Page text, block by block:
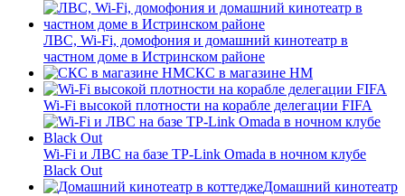
ЛВС, Wi-Fi, домофония и домашний кинотеатр в
частном доме в Истринском районе
СКС в магазине HM
Wi-Fi высокой плотности на корабле делегации FIFA
Wi-Fi и ЛВС на базе TP-Link Omada в ночном клубе
Black Out
Домашний кинотеатр